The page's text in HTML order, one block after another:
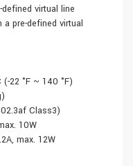
virtual line
pre-defined virtual
22 °F ~ 140 °F)
Class3)
10W
max. 12W